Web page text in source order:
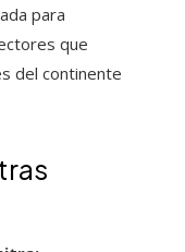
para
que
del continente